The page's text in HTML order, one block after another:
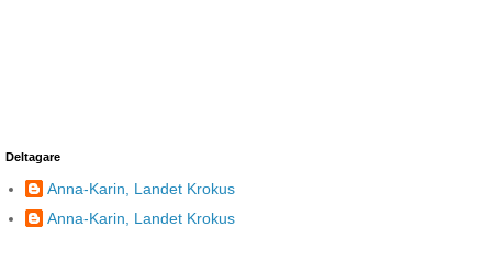
Deltagare
Anna-Karin, Landet Krokus
Anna-Karin, Landet Krokus